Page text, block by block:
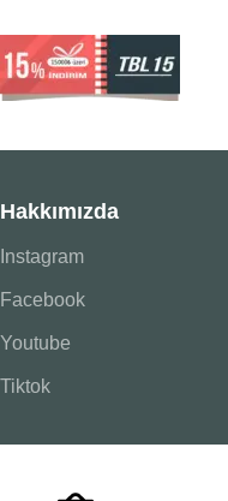
Hakkımızda
Instagram
Facebook
Youtube
Tiktok